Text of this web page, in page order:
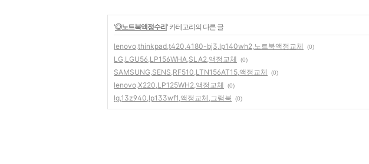
'◎노트북액정수리' 카테고리의 다른 글
lenovo,thinkpad,t420,4180-bj3,lp140wh2,노트북액정교체 (0)
LG,LGU56,LP156WHA,SLA2,액정교체 (0)
SAMSUNG,SENS,RF510,LTN156AT15,액정교체 (0)
lenovo,X220,LP125WH2,액정교체 (0)
lg,13z940,lp133wf1,액정교체,그램북 (0)